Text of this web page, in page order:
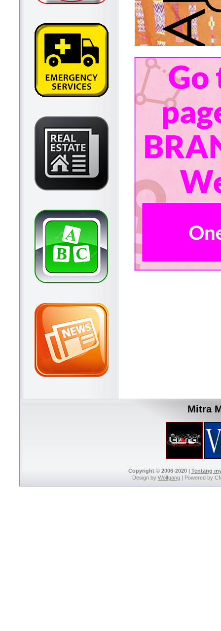
Mitra
Copyright © 2006-2020 | Tentang
Design by Wolfgang | Powered by